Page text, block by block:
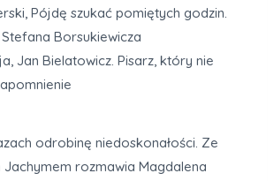
Pójdę szukać pomiętych godzin.
Borsukiewicza
Jan Bielatowicz. Pisarz, który nie
odrobinę niedoskonałości. Ze
Jachymem rozmawia Magdalena